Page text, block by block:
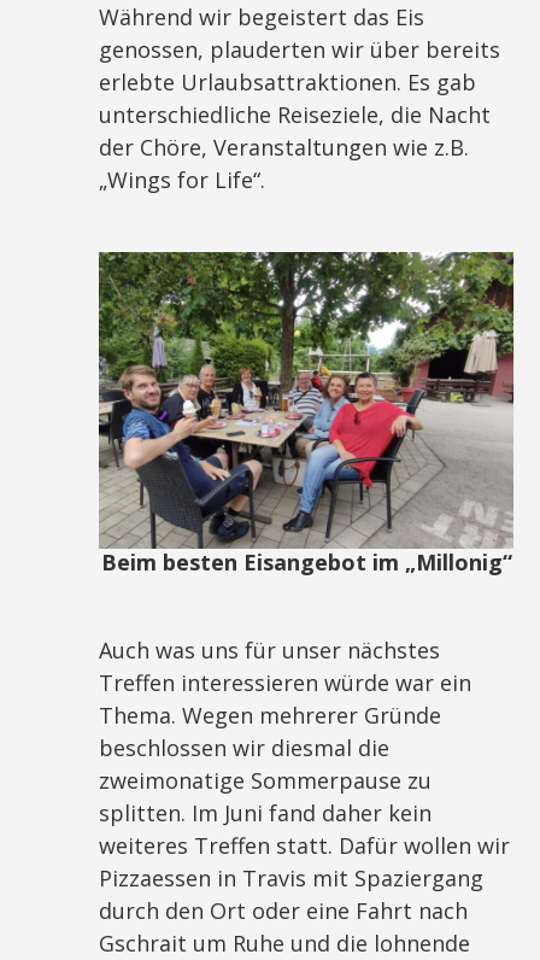
Während wir begeistert das Eis
genossen, plauderten wir über bereits
erlebte Urlaubsattraktionen. Es gab
unterschiedliche Reiseziele, die Nacht
der Chöre, Veranstaltungen wie z.B.
„Wings for Life“.
Beim besten Eisangebot im „Millonig“
Auch was uns für unser nächstes
Treffen interessieren würde war ein
Thema. Wegen mehrerer Gründe
beschlossen wir diesmal die
zweimonatige Sommerpause zu
splitten. Im Juni fand daher kein
weiteres Treffen statt. Dafür wollen wir
Pizzaessen in Travis mit Spaziergang
durch den Ort oder eine Fahrt nach
Gschrait um Ruhe und die lohnende